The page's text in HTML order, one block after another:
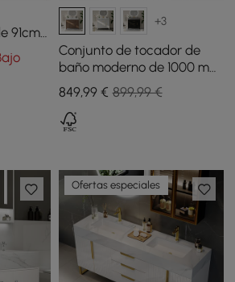
91cm
de
+3
Conjunto de tocador de
baño moderno de 1000 mm
con tapa de piedra
sinterizada en nogal
849,99€ 899,99 €
Ofertas especiales